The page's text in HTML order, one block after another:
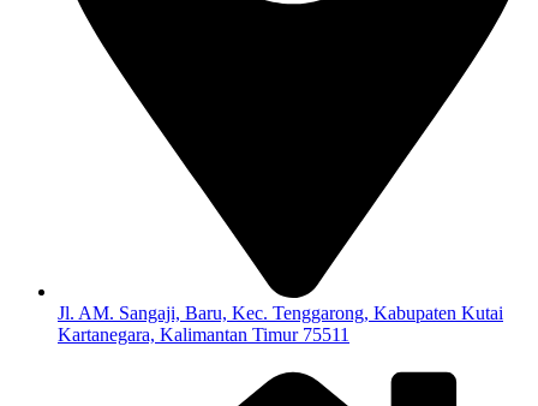
Jl. AM. Sangaji, Baru, Kec. Tenggarong, Kabupaten Kutai
Kartanegara, Kalimantan Timur 75511